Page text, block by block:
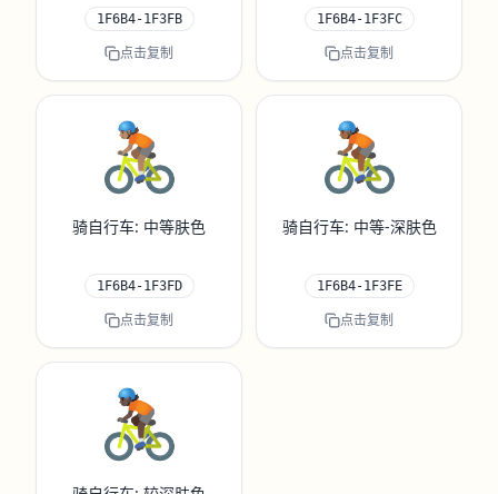
1F6B4-1F3FB
点击复制
1F6B4-1F3FC
点击复制
🚴🏽
骑自行车: 中等肤色
1F6B4-1F3FD
点击复制
🚴🏾
骑自行车: 中等-深肤色
1F6B4-1F3FE
点击复制
🚴🏿